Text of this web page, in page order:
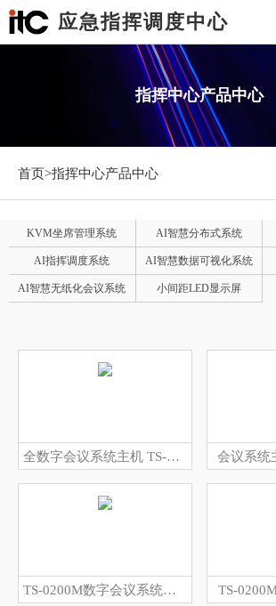
应急指挥调度中心
指挥中心产品中心
首页>指挥中心产品中心
KVM坐席管理系统 AI智慧分布式系统
AI指挥调度系统 AI智慧数据可视化系统
AI智慧无纸化会议系统 小间距LED显示屏
全数字会议系统主机 TS-0300M 会议系统
TS-0200M数字会议系统主机 TS-